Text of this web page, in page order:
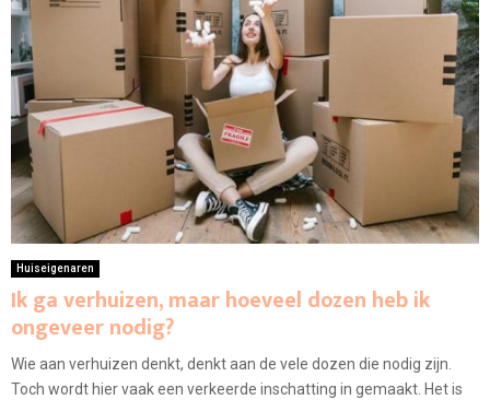
Huiseigenaren
Ik ga verhuizen, maar hoeveel dozen heb ik
ongeveer nodig?
Wie aan verhuizen denkt, denkt aan de vele dozen die nodig zijn.
Toch wordt hier vaak een verkeerde inschatting in gemaakt. Het is